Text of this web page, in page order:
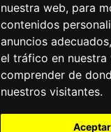
nuestra web, para
contenidos
anuncios
el tráfico en nuestra
comprender de
nuestros visitantes.
Aceptar